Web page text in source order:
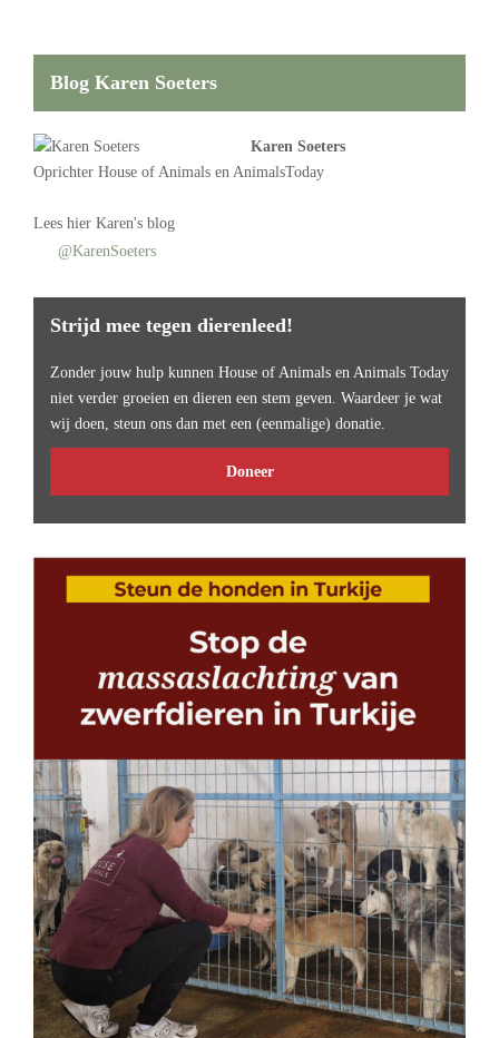
Blog Karen Soeters
Karen Soeters
Oprichter House of Animals en AnimalsToday
Lees hier Karen's blog
@KarenSoeters
Strijd mee tegen dierenleed!
Zonder jouw hulp kunnen House of Animals en Animals Today
niet verder groeien en dieren een stem geven. Waardeer je wat
wij doen, steun ons dan met een (eenmalige) donatie.
Doneer